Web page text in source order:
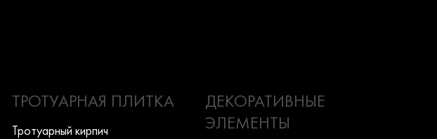
ТРОТУАРНАЯ ПЛИТКА
Тротуарный кирпич
ДЕКОРАТИВНЫЕ
ЭЛЕМЕНТЫ